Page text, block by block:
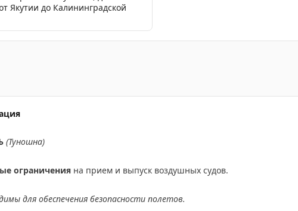
Якутии до Калининградской
(Туношна)
ограничения на прием и выпуск воздушных судов.
для обеспечения безопасности полетов.